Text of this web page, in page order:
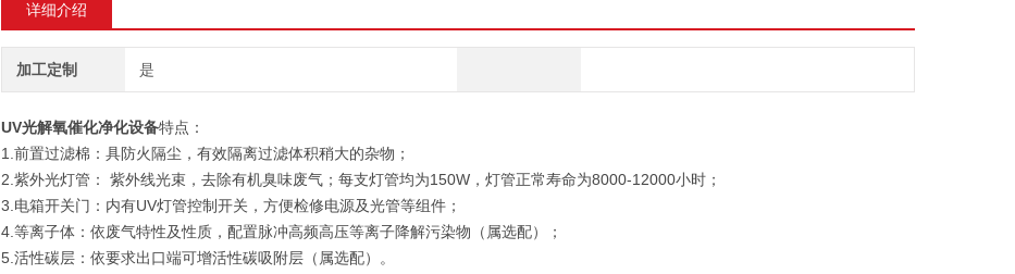
详细介绍
加工定制 是
UV光解氧催化净化设备特点：
1.前置过滤棉：具防火隔尘，有效隔离过滤体积稍大的杂物；
2.紫外光灯管： 紫外线光束，去除有机臭味废气；每支灯管均为150W，灯管正常寿命为8000-12000小时；
3.电箱开关门：内有UV灯管控制开关，方便检修电源及光管等组件；
4.等离子体：依废气特性及性质，配置脉冲高频高压等离子降解污染物（属选配）；
5.活性碳层：依要求出口端可增活性碳吸附层（属选配）。